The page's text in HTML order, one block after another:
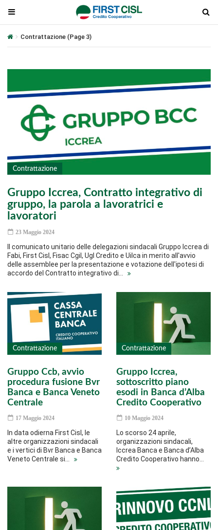
Contrattazione (Page 3)
Contrattazione
Gruppo Iccrea, Contratto integrativo di
gruppo, la parola a lavoratrici e
lavoratori
23 Maggio 2024
Il comunicato unitario delle delegazioni sindacali Gruppo Iccrea di
Fabi, First Cisl, Fisac Cgil, Ugl Credito e Uilca in merito all'avvio
delle assemblee per la presentazione e votazione dell'ipotesi di
accordo del Contratto integrativo di…
Contrattazione
Gruppo Ccb, avvio
procedura fusione Bvr
Banca e Banca Veneto
Centrale
17 Maggio 2024
In data odierna First Cisl, le
altre organizzazioni sindacali
e i vertici di Bvr Banca e Banca
Veneto Centrale si…
Contrattazione
Gruppo Iccrea,
sottoscritto piano
esodi in Banca d’Alba
Credito Cooperativo
10 Maggio 2024
Lo scorso 24 aprile,
organizzazioni sindacali,
Iccrea Banca e Banca d’Alba
Credito Cooperativo hanno…